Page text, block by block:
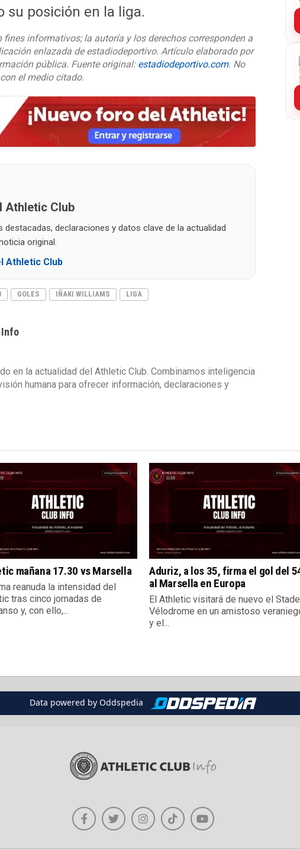
su posición en la liga.
informativos; la autoría y los derechos corresponden a
enlazada de estadiodeportivo. Artículo elaborado por
pública. Fuente original: estadiodeportivo.com. No
el medio citado.
Athletic Club
declaraciones y datos clave de la actualidad
original.
Athletic Club
GOLES IÑAKI WILLIAMS LIGA
Info
en la actualidad del Athletic Club. Combinamos inteligencia
humana para ofrecer información, declaraciones y
mañana 17.30 vs Marsella
reanuda la intensidad del
tras cinco jornadas de
y, con ello,...
Aduriz, a los 35, firma el gol del
al Marsella en Europa
El Athletic visitará de nuevo el Stade
Vélodrome en un amistoso
y el...
Data powered by Oddspedia